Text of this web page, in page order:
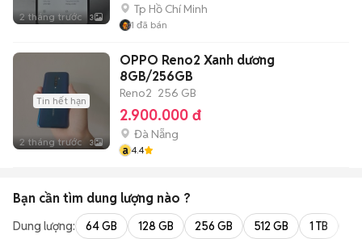
2 tháng trước 3
Tp Hồ Chí Minh
1 đã bán
Tin hết hạn
2 tháng trước 3
OPPO Reno2 Xanh dương
8GB/256GB
Reno2 256 GB
2.900.000 đ
Đà Nẵng
a 4.4
Bạn cần tìm dung lượng nào ?
Dung lượng: 64 GB 128 GB 256 GB 512 GB 1 TB